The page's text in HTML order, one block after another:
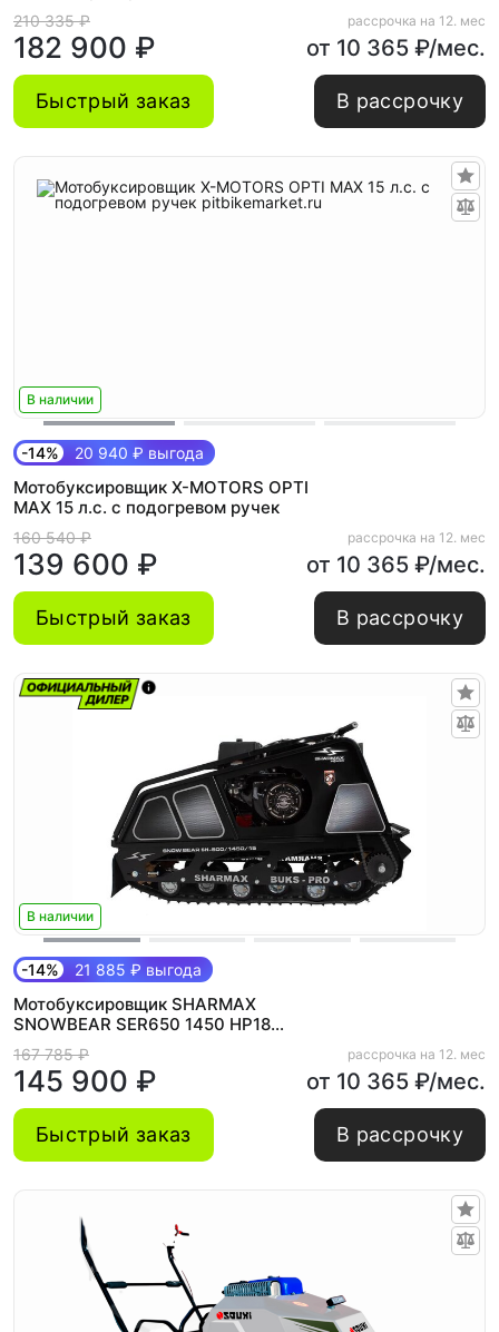
210 335 ₽
182 900 ₽
рассрочка на 12. мес
от 10 365 ₽/мес.
Быстрый заказ В рассрочку
В наличии
-14% 20 940 ₽ выгода
Мотобуксировщик X-MOTORS OPTI
MAX 15 л.с. с подогревом ручек
160 540 ₽
139 600 ₽
рассрочка на 12. мес
от 10 365 ₽/мес.
Быстрый заказ В рассрочку
В наличии
-14% 21 885 ₽ выгода
Мотобуксировщик SHARMAX
SNOWBEAR SER650 1450 HP18
MAXIMUM New
167 785 ₽
145 900 ₽
рассрочка на 12. мес
от 10 365 ₽/мес.
Быстрый заказ В рассрочку